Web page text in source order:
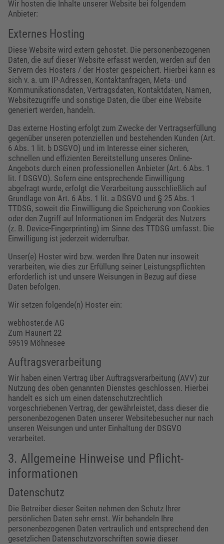
Wir hosten die Inhalte unserer Website bei folgendem
Anbieter:
Externes Hosting
Diese Website wird extern gehostet. Die personenbezogenen
Daten, die auf dieser Website erfasst werden, werden auf den
Servern des Hosters / der Hoster gespeichert. Hierbei kann es
sich v. a. um IP-Adressen, Kontaktanfragen, Meta- und
Kommunikationsdaten, Vertragsdaten, Kontaktdaten, Namen,
Websitezugriffe und sonstige Daten, die über eine Website
generiert werden, handeln.
Das externe Hosting erfolgt zum Zwecke der Vertragserfüllung
gegenüber unseren potenziellen und bestehenden Kunden (Art.
6 Abs. 1 lit. b DSGVO) und im Interesse einer sicheren,
schnellen und effizienten Bereitstellung unseres Online-
Angebots durch einen professionellen Anbieter (Art. 6 Abs. 1
lit. f DSGVO). Sofern eine entsprechende Einwilligung
abgefragt wurde, erfolgt die Verarbeitung ausschließlich auf
Grundlage von Art. 6 Abs. 1 lit. a DSGVO und § 25 Abs. 1
TTDSG, soweit die Einwilligung die Speicherung von Cookies
oder den Zugriff auf Informationen im Endgerät des Nutzers
(z. B. Device-Fingerprinting) im Sinne des TTDSG umfasst. Die
Einwilligung ist jederzeit widerrufbar.
Unser(e) Hoster wird bzw. werden Ihre Daten nur insoweit
verarbeiten, wie dies zur Erfüllung seiner Leistungspflichten
erforderlich ist und unsere Weisungen in Bezug auf diese
Daten befolgen.
Wir setzen folgende(n) Hoster ein:
webhoster.de AG
Zum Haunert 22
59519 Möhnesee
Auftragsverarbeitung
Wir haben einen Vertrag über Auftragsverarbeitung (AVV) zur
Nutzung des oben genannten Dienstes geschlossen. Hierbei
handelt es sich um einen datenschutzrechtlich
vorgeschriebenen Vertrag, der gewährleistet, dass dieser die
personenbezogenen Daten unserer Websitebesucher nur nach
unseren Weisungen und unter Einhaltung der DSGVO
verarbeitet.
3. Allgemeine Hinweise und Pflicht­
informationen
Datenschutz
Die Betreiber dieser Seiten nehmen den Schutz Ihrer
persönlichen Daten sehr ernst. Wir behandeln Ihre
personenbezogenen Daten vertraulich und entsprechend den
gesetzlichen Datenschutzvorschriften sowie dieser